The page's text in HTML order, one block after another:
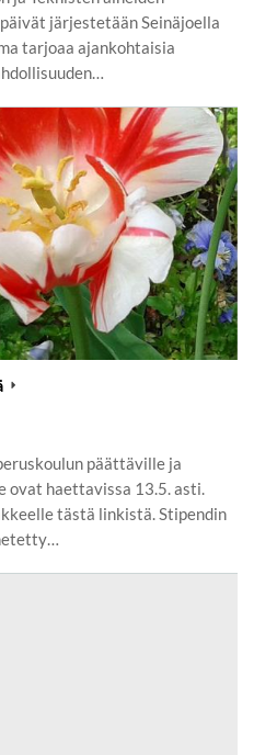
järjestetään Seinäjoella
tarjoaa ajankohtaisia
päättäville ja
haettavissa 13.5. asti.
tästä linkistä. Stipendin